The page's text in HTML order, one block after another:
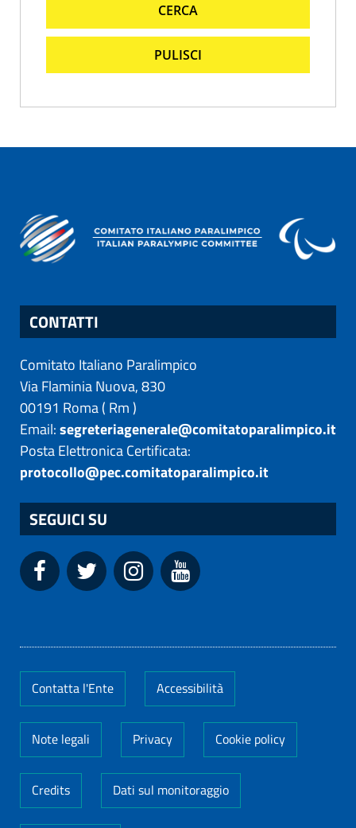
CERCA
PULISCI
CONTATTI
Comitato Italiano Paralimpico
Via Flaminia Nuova, 830
00191 Roma( Rm)
Email:segreteriagenerale@comitatoparalimpico.it
Posta Elettronica Certificata:
protocollo@pec.comitatoparalimpico.it
SEGUICI SU
Contatta l'Ente Accessibilità
Note legali Privacy Cookie policy
Credits Dati sul monitoraggio